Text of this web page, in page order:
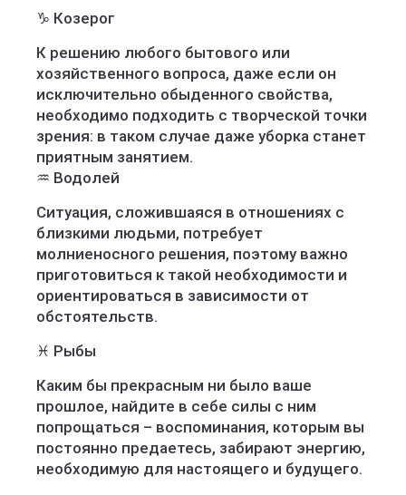
♑️ Козерог
К решению любого бытового или
хозяйственного вопроса, даже если он
исключительно обыденного свойства,
необходимо подходить с творческой точки
зрения: в таком случае даже уборка станет
приятным занятием.
♒️ Водолей
Ситуация, сложившаяся в отношениях с
близкими людьми, потребует
молниеносного решения, поэтому важно
приготовиться к такой необходимости и
ориентироваться в зависимости от
обстоятельств.
♓️ Рыбы
Каким бы прекрасным ни было ваше
прошлое, найдите в себе силы с ним
попрощаться – воспоминания, которым вы
постоянно предаетесь, забирают энергию,
необходимую для настоящего и будущего.